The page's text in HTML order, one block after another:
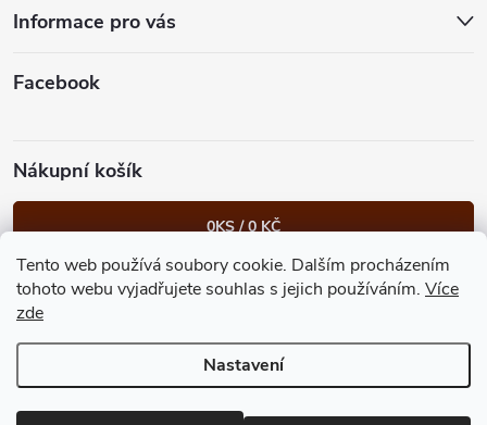
Tento web používá soubory cookie. Dalším procházením
tohoto webu vyjadřujete souhlas s jejich používáním. Více
zde
Nastavení
Informace pro vás
Facebook
Nákupní košík
0KS /0 KČ
Heureka.cz Facebook Instagram Bonvolo - přidej se taky
GastroKlub.cz. Všechna práva vyhrazena.
nastavení cookies